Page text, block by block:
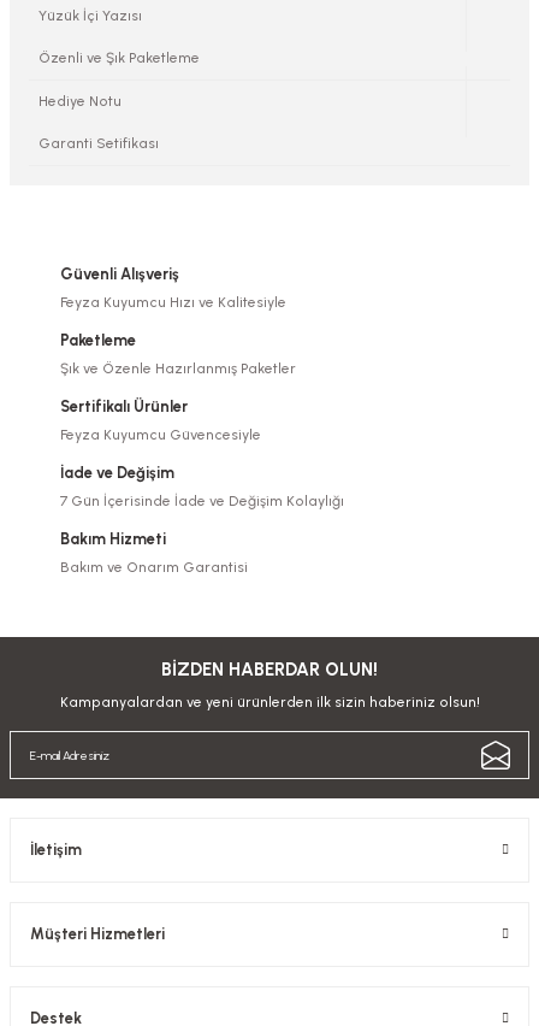
Yüzük İçi Yazısı
Özenli ve Şık Paketleme
Hediye Notu
Garanti Setifikası
Güvenli Alışveriş
Feyza Kuyumcu Hızı ve Kalitesiyle
Paketleme
Şık ve Özenle Hazırlanmış Paketler
Sertifikalı Ürünler
Feyza Kuyumcu Güvencesiyle
İade ve Değişim
7 Gün İçerisinde İade ve Değişim Kolaylığı
Bakım Hizmeti
Bakım ve Onarım Garantisi
BİZDEN HABERDAR OLUN!
Kampanyalardan ve yeni ürünlerden ilk sizin haberiniz olsun!
İletişim
Müşteri Hizmetleri
Destek